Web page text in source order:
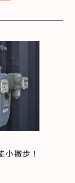
撇步！